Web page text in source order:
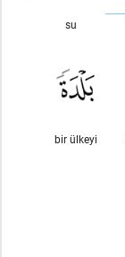
su
bir ülkeyi